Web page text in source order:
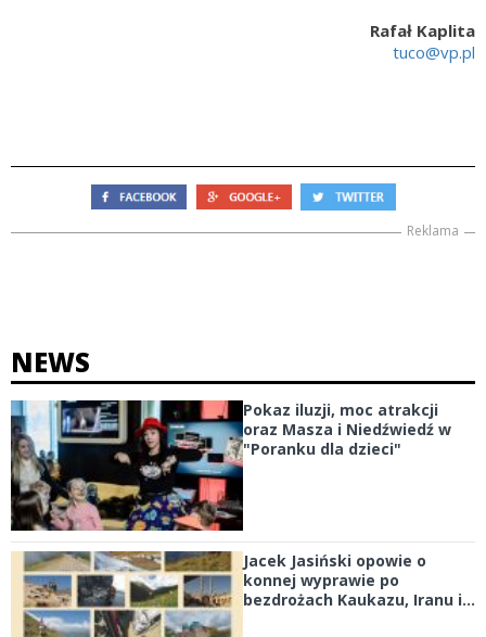
Rafał Kaplita
tuco@vp.pl
Reklama
NEWS
Pokaz iluzji, moc atrakcji
oraz Masza i Niedźwiedź w
"Poranku dla dzieci"
Jacek Jasiński opowie o
konnej wyprawie po
bezdrożach Kaukazu, Iranu i...